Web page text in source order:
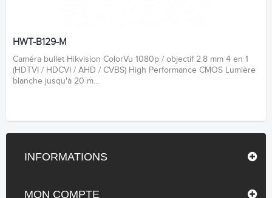
HWT-B129-M
Caméra bullet Hikvision ColorVu 1080p / objectif 2.8 mm 4 en 1
(HDTVI / HDCVI / AHD / CVBS) High Performance CMOS Lumière
blanche jusqu'à 20 m...
INFORMATIONS
MON COMPTE